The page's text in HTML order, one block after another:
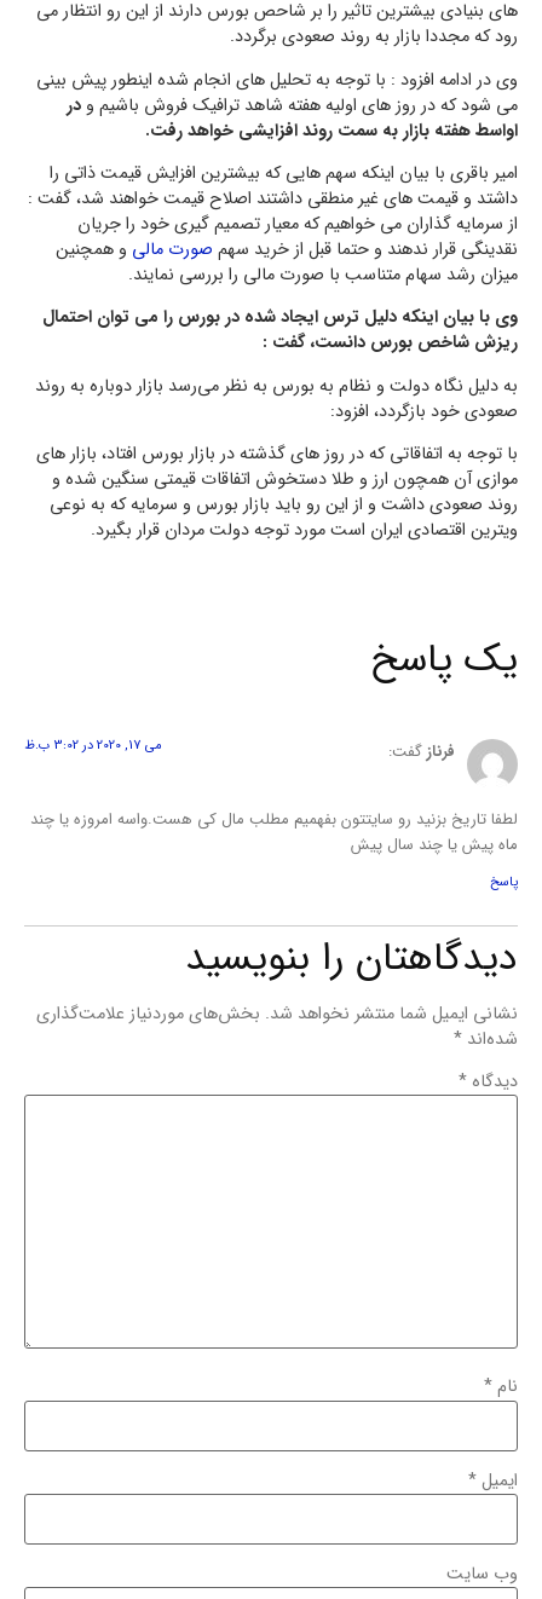
های بنیادی بیشترین تاثیر را بر شاحص بورس دارند از این رو انتظار می
رود که مجددا بازار به روند صعودی برگردد.
وی در ادامه افزود : با توجه به تحلیل های انجام شده اینطور پیش بینی
می شود که در روز های اولیه هفته شاهد ترافیک فروش باشیم و در
اواسط هفته بازار به سمت روند افزایشی خواهد رفت.
امیر باقری با بیان اینکه سهم هایی که بیشترین افزایش قیمت ذاتی را
داشتد و قیمت های غیر منطقی داشتند اصلاح قیمت خواهند شد، گفت :
از سرمایه گذاران می خواهیم که معیار تصمیم گیری خود را جریان
نقدینگی قرار ندهند و حتما قبل از خرید سهم صورت مالی و همچنین
میزان رشد سهام متناسب با صورت مالی را بررسی نمایند.
وی با بیان اینکه دلیل ترس ایجاد شده در بورس را می توان احتمال
ریزش شاخص بورس دانست، گفت :
به دلیل نگاه دولت و نظام به بورس به نظر می‌رسد بازار دوباره به روند
صعودی خود بازگردد، افزود:
با توجه به اتفاقاتی که در روز های گذشته در بازار بورس افتاد، بازار های
موازی آن همچون ارز و طلا دستخوش اتفاقات قیمتی سنگین شده و
روند صعودی داشت و از این رو باید بازار بورس و سرمایه که به نوعی
ویترین اقتصادی ایران است مورد توجه دولت مردان قرار بگیرد.
یک پاسخ
فرنازگفت: می 17, 2020 در 3:02 ب.ظ
لطفا تاریخ بزنید رو سایتتون بفهمیم مطلب مال کی هست.واسه امروزه یا چند
ماه پیش یا چند سال پیش
پاسخ
دیدگاهتان را بنویسید
نشانی ایمیل شما منتشر نخواهد شد. بخش‌های موردنیاز علامت‌گذاری
شده‌اند *
دیدگاه *
نام*
ایمیل*
وب‌ سایت